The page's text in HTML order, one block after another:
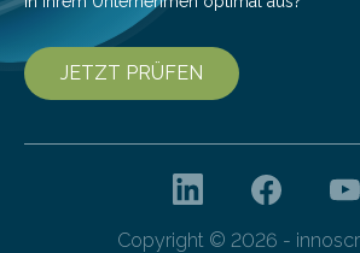
JETZT PRÜFEN
Copyright © 2026 -